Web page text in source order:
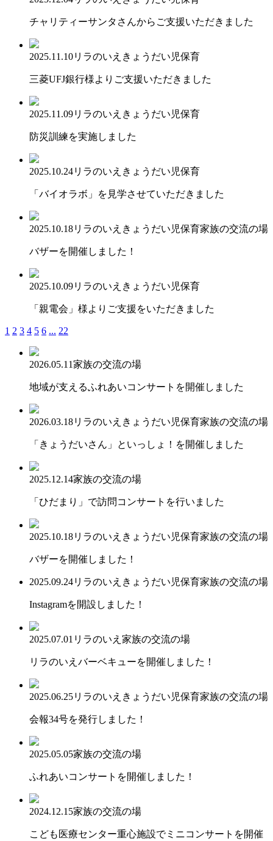
チャリティーサンタさんからご支援いただきました
2025.11.10リラのいえ きょうだい児保育
三菱UFJ銀行様よりご支援いただきました
2025.11.09リラのいえ きょうだい児保育
防災訓練を実施しました
2025.10.24リラのいえ きょうだい児保育
「バイオラボ」を見学させていただきました
2025.10.18リラのいえ きょうだい児保育家族の交流の場
バザーを開催しました！
2025.10.09リラのいえ きょうだい児保育
「親電会」様よりご支援をいただきました
1 2 3 4 5 6 ... 22
2026.05.11家族の交流の場
地域が支えるふれあいコンサートを開催しました
2026.03.18リラのいえ きょうだい児保育家族の交流の場
「きょうだいさん」といっしょ！を開催しました
2025.12.14家族の交流の場
「ひだまり」で訪問コンサートを行いました
2025.10.18リラのいえ きょうだい児保育家族の交流の場
バザーを開催しました！
2025.09.24リラのいえ きょうだい児保育家族の交流の場
Instagramを開設しました！
2025.07.01 リラのいえ 家族の交流の場
リラのいえバーベキューを開催しました！
2025.06.25リラのいえ きょうだい児保育家族の交流の場
会報34号を発行しました！
2025.05.05家族の交流の場
ふれあいコンサートを開催しました！
2024.12.15家族の交流の場
こども医療センター重心施設でミニコンサートを開催